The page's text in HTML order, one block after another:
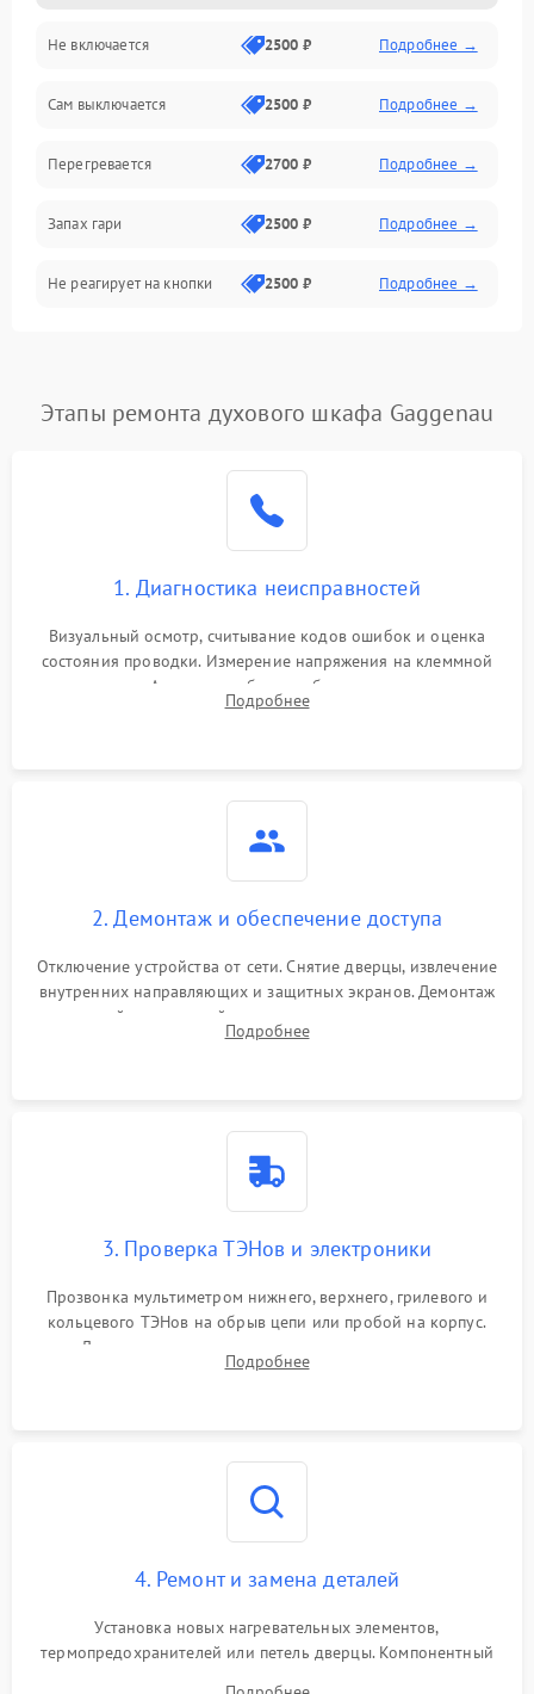
Не включается 2500 ₽ Подробнее →
Сам выключается 2500 ₽ Подробнее →
Перегревается 2700 ₽ Подробнее →
Запах гари 2500 ₽ Подробнее →
Не реагирует на кнопки 2500 ₽ Подробнее →
Этапы ремонта духового шкафа Gaggenau
1. Диагностика неисправностей
Визуальный осмотр, считывание кодов ошибок и оценка
состояния проводки. Измерение напряжения на клеммной
колодке. Анализ жалоб на проблемы с нагревом,
конвекцией, панелью управления или блокировкой дверцы.
Подробнее
2. Демонтаж и обеспечение доступа
Отключение устройства от сети. Снятие дверцы, извлечение
внутренних направляющих и защитных экранов. Демонтаж
задней или верхней панели для прямого доступа к
нагревательным элементам, плате и вентиляторам.
Подробнее
3. Проверка ТЭНов и электроники
Прозвонка мультиметром нижнего, верхнего, грилевого и
кольцевого ТЭНов на обрыв цепи или пробой на корпус.
Диагностика термостата, датчиков температуры,
переключателя режимов и мотора конвекции.
Подробнее
4. Ремонт и замена деталей
Установка новых нагревательных элементов,
термопредохранителей или петель дверцы. Компонентный